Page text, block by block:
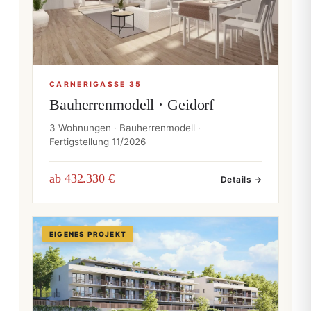
CARNERIGASSE 35
Bauherrenmodell · Geidorf
3 Wohnungen · Bauherrenmodell ·
Fertigstellung 11/2026
ab 432.330 € Details →
EIGENES PROJEKT